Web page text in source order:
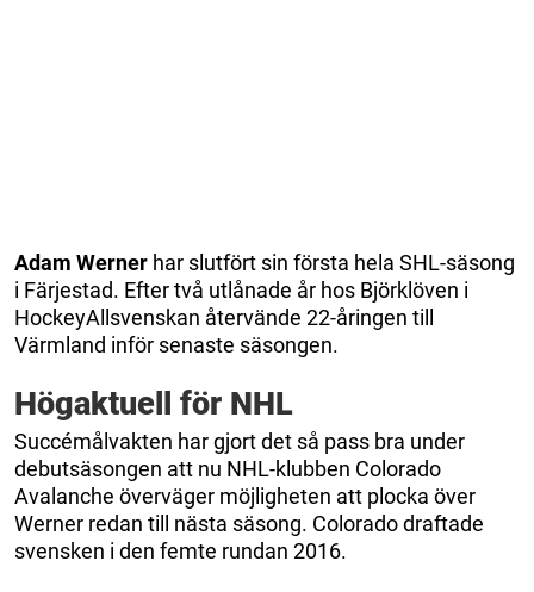
Adam Werner har slutfört sin första hela SHL-säsong
i Färjestad. Efter två utlånade år hos Björklöven i
HockeyAllsvenskan återvände 22-åringen till
Värmland inför senaste säsongen.
Högaktuell för NHL
Succémålvakten har gjort det så pass bra under
debutsäsongen att nu NHL-klubben Colorado
Avalanche överväger möjligheten att plocka över
Werner redan till nästa säsong. Colorado draftade
svensken i den femte rundan 2016.